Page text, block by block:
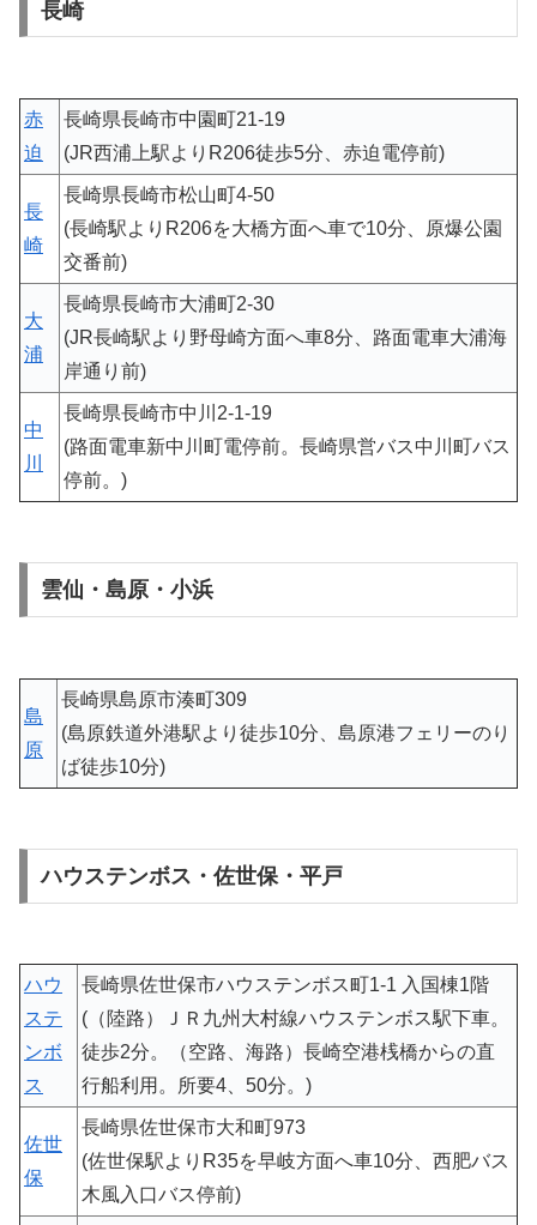
長崎
赤
迫
長崎県長崎市中園町21-19
(JR西浦上駅よりR206徒歩5分、赤迫電停前)
長
崎
長崎県長崎市松山町4-50
(長崎駅よりR206を大橋方面へ車で10分、原爆公園
交番前)
大
浦
長崎県長崎市大浦町2-30
(JR長崎駅より野母崎方面へ車8分、路面電車大浦海
岸通り前)
中
川
長崎県長崎市中川2-1-19
(路面電車新中川町電停前。長崎県営バス中川町バス
停前。)
雲仙・島原・小浜
島
原
長崎県島原市湊町309
(島原鉄道外港駅より徒歩10分、島原港フェリーのり
ば徒歩10分)
ハウステンボス・佐世保・平戸
ハウ
ステ
ンボ
ス
長崎県佐世保市ハウステンボス町1-1 入国棟1階
(（陸路）ＪＲ九州大村線ハウステンボス駅下車。
徒歩2分。（空路、海路）長崎空港桟橋からの直
行船利用。所要4、50分。)
佐世
保
長崎県佐世保市大和町973
(佐世保駅よりR35を早岐方面へ車10分、西肥バス
木風入口バス停前)